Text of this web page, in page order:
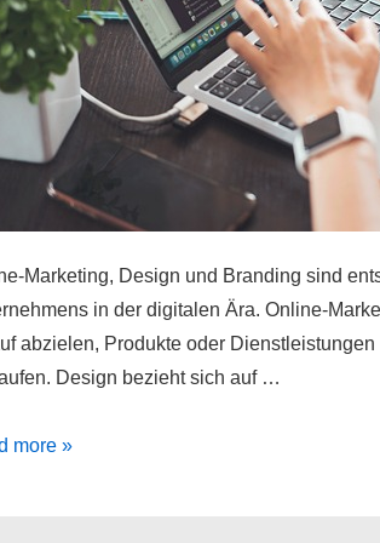
Marketing, Design und Branding sind
in der digitalen Ära. Online-
abzielen, Produkte oder
Design bezieht sich auf …
more »